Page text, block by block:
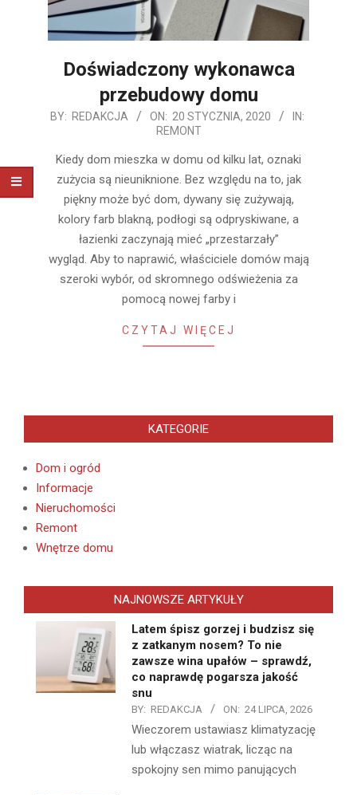
Doświadczony wykonawca
przebudowy domu
2020-
20
BY: REDAKCJA ON: 20 STYCZNIA, 2020
IN:
REMONT
Kiedy dom mieszka w domu od kilku lat, oznaki
zużycia są nieuniknione. Bez względu na to, jak
piękny może być dom, dywany się zużywają,
kolory farb blakną, podłogi są odpryskiwane, a
łazienki zaczynają mieć „przestarzały”
wygląd. Aby to naprawić, właściciele domów mają
szeroki wybór, od skromnego odświeżenia za
pomocą nowej farby i
CZYTAJ WIĘCEJ
KATEGORIE
Dom i ogród
Informacje
Nieruchomości
Remont
Wnętrze domu
NAJNOWSZE ARTYKUŁY
Latem śpisz gorzej i budzisz się
z zatkanym nosem? To nie
zawsze wina upałów – sprawdź,
co naprawdę pogarsza jakość
snu
BY: REDAKCJA ON: 24 LIPCA, 2026
Wieczorem ustawiasz klimatyzację
lub włączasz wiatrak, licząc na
spokojny sen mimo panujących